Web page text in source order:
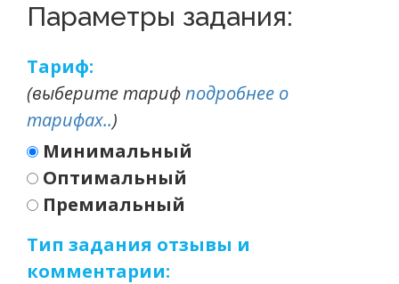
Параметры задания:
Тариф:
(выберите тарифподробнее о
тарифах..)
Минимальный
Оптимальный
Премиальный
Тип задания отзывы и
комментарии: